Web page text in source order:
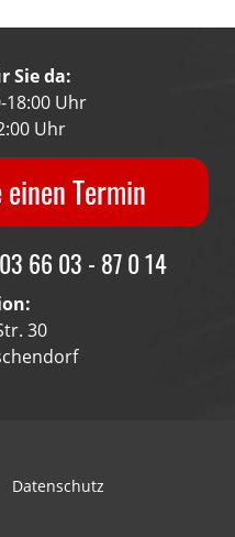
Sie da:
18:00 Uhr
Uhr
Termin
66 03 - 87 0 14
30
Datenschutz